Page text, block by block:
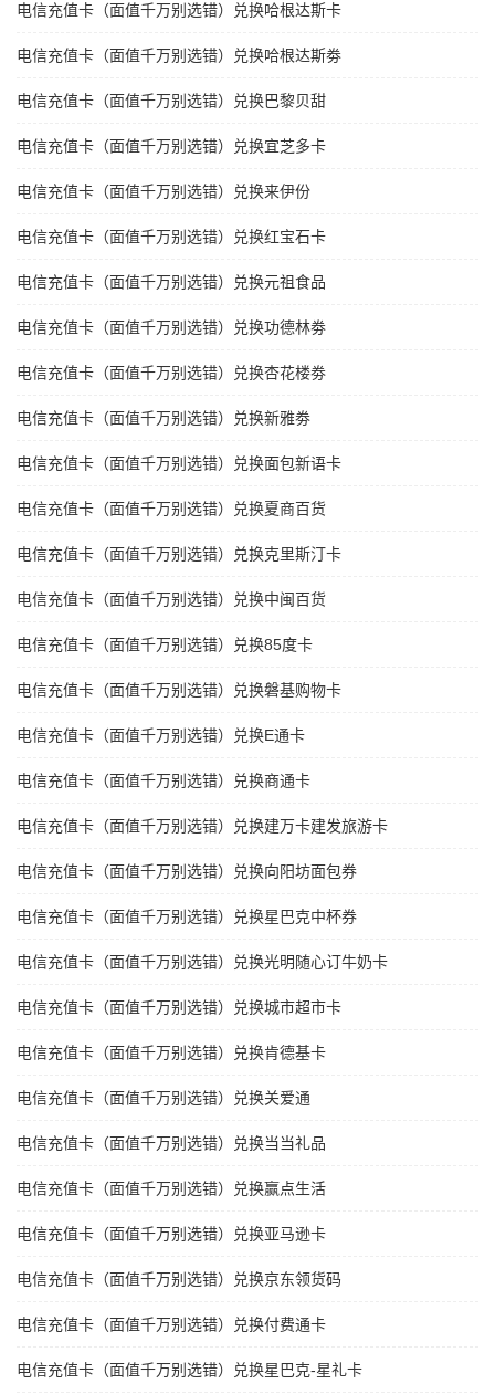
电信充值卡（面值千万别选错）兑换哈根达斯卡
电信充值卡（面值千万别选错）兑换哈根达斯劵
电信充值卡（面值千万别选错）兑换巴黎贝甜
电信充值卡（面值千万别选错）兑换宜芝多卡
电信充值卡（面值千万别选错）兑换来伊份
电信充值卡（面值千万别选错）兑换红宝石卡
电信充值卡（面值千万别选错）兑换元祖食品
电信充值卡（面值千万别选错）兑换功德林劵
电信充值卡（面值千万别选错）兑换杏花楼劵
电信充值卡（面值千万别选错）兑换新雅劵
电信充值卡（面值千万别选错）兑换面包新语卡
电信充值卡（面值千万别选错）兑换夏商百货
电信充值卡（面值千万别选错）兑换克里斯汀卡
电信充值卡（面值千万别选错）兑换中闽百货
电信充值卡（面值千万别选错）兑换85度卡
电信充值卡（面值千万别选错）兑换磐基购物卡
电信充值卡（面值千万别选错）兑换E通卡
电信充值卡（面值千万别选错）兑换商通卡
电信充值卡（面值千万别选错）兑换建万卡建发旅游卡
电信充值卡（面值千万别选错）兑换向阳坊面包券
电信充值卡（面值千万别选错）兑换星巴克中杯券
电信充值卡（面值千万别选错）兑换光明随心订牛奶卡
电信充值卡（面值千万别选错）兑换城市超市卡
电信充值卡（面值千万别选错）兑换肯德基卡
电信充值卡（面值千万别选错）兑换关爱通
电信充值卡（面值千万别选错）兑换当当礼品
电信充值卡（面值千万别选错）兑换赢点生活
电信充值卡（面值千万别选错）兑换亚马逊卡
电信充值卡（面值千万别选错）兑换京东领货码
电信充值卡（面值千万别选错）兑换付费通卡
电信充值卡（面值千万别选错）兑换星巴克-星礼卡